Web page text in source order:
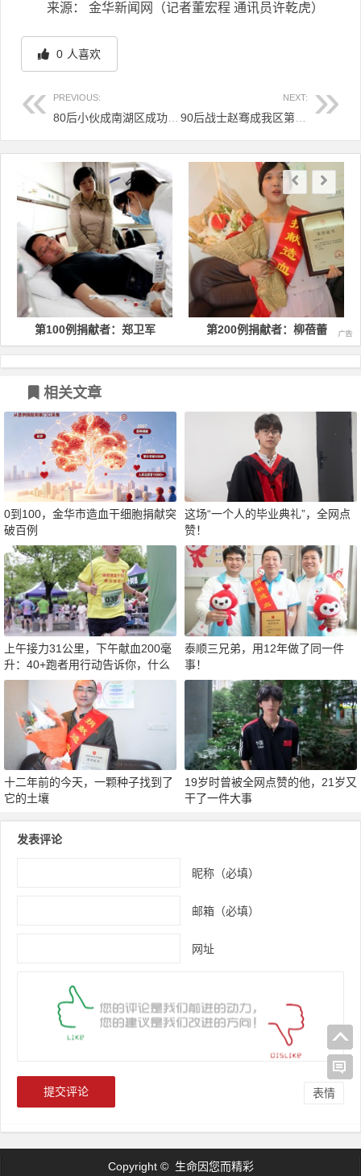
来源： 金华新闻网（记者董宏程 通讯员许乾虎）
0 人喜欢
PREVIOUS: NEXT:
文章导航
第100例捐献者：郑卫军 第200例捐献者：柳蓓蕾
相关文章
0到100，金华市造血干细胞捐献突
破百例
这场“一个人的毕业典礼”，全网点
赞！
上午接力31公里，下午献血200毫
升：40+跑者用行动告诉你，什么
才是真正的“热血”
泰顺三兄弟，用12年做了同一件
事！
十二年前的今天，一颗种子找到了
它的土壤
19岁时曾被全网点赞的他，21岁又
干了一件大事
发表评论
昵称（必填）
邮箱（必填）
网址
表情
Copyright © 生命因您而精彩